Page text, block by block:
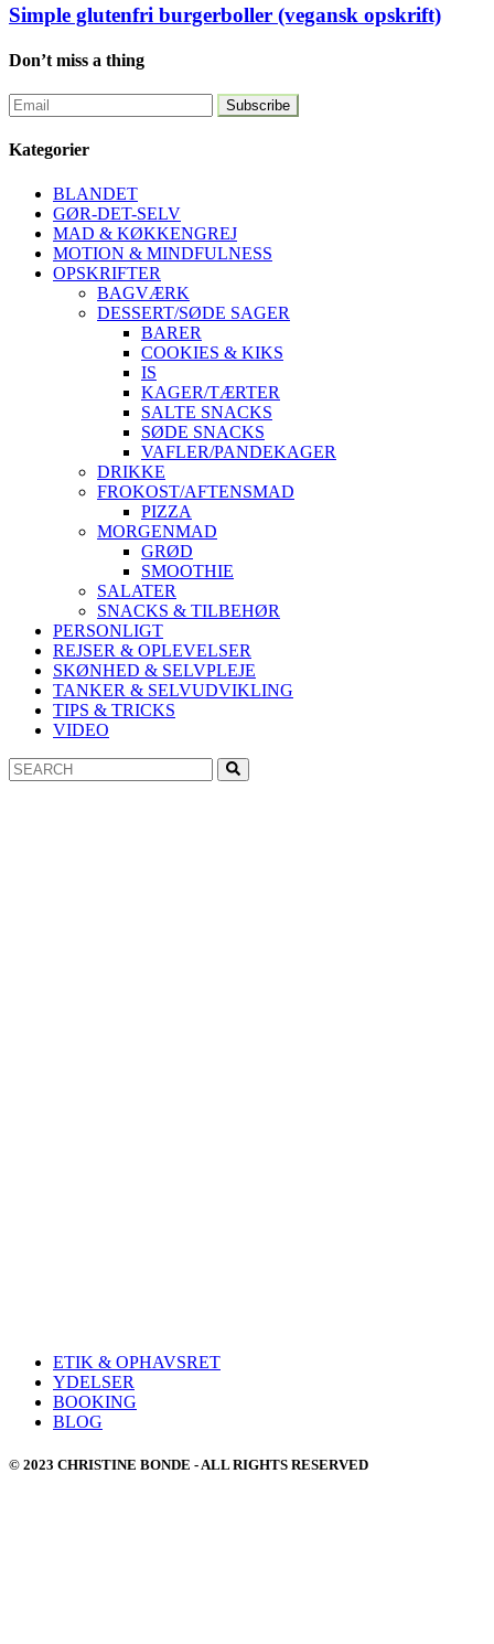
Simple glutenfri burgerboller (vegansk opskrift)
Don’t miss a thing
Kategorier
BLANDET
GØR-DET-SELV
MAD & KØKKENGREJ
MOTION & MINDFULNESS
OPSKRIFTER
BAGVÆRK
DESSERT/SØDE SAGER
BARER
COOKIES & KIKS
IS
KAGER/TÆRTER
SALTE SNACKS
SØDE SNACKS
VAFLER/PANDEKAGER
DRIKKE
FROKOST/AFTENSMAD
PIZZA
MORGENMAD
GRØD
SMOOTHIE
SALATER
SNACKS & TILBEHØR
PERSONLIGT
REJSER & OPLEVELSER
SKØNHED & SELVPLEJE
TANKER & SELVUDVIKLING
TIPS & TRICKS
VIDEO
Search
for:
ETIK & OPHAVSRET
YDELSER
BOOKING
BLOG
© 2023 CHRISTINE BONDE - ALL RIGHTS RESERVED